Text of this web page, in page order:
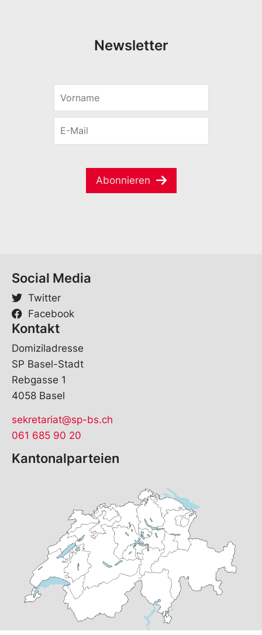
Newsletter
r
m
r
V
o
r
M
Abonnieren
Social Media
Twitter
Facebook
Kontakt
Domiziladresse
SP Basel-Stadt
Rebgasse 1
4058 Basel
sekretariat@sp-bs.ch
061 685 90 20
Kantonalparteien